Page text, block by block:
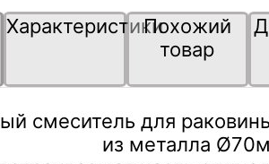
ХарактеристикиПохожий
товар
смеситель для
из металла